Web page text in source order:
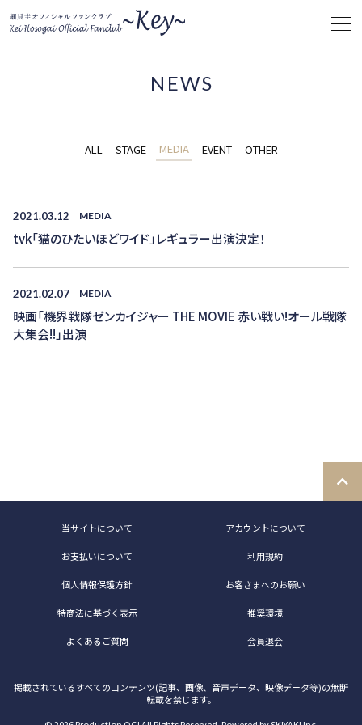
NEWS
ALL STAGE MEDIA EVENT OTHER
2021.03.12 MEDIA
tvk「猫のひたいほどワイド」レギュラー出演決定！
2021.02.07 MEDIA
映画「機界戦隊ゼンカイジャー THE MOVIE 赤い戦い!オール戦隊
大集会!!」出演
当サイトについて アカウントについて
お支払いについて 利用規約
個人情報保護方針 お客さまへのお願い
特商法に基づく表示 推奨環境
よくあるご質問 会員退会
掲載されているすべてのコンテンツ(記事、画像、音声データ、映像データ等)の無断
転載を禁じます。